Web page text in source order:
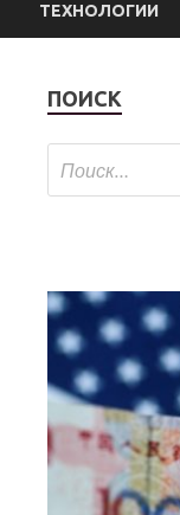
ТЕХНОЛОГИИ
ПОИСК